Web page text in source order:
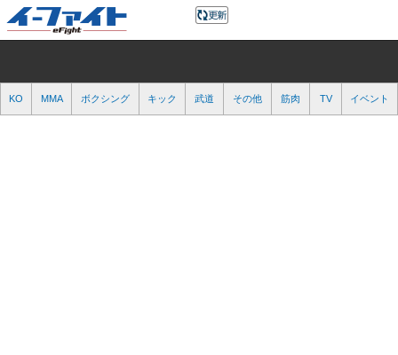
KO MMA ボクシング キック 武道 その他 筋肉 TV イベント